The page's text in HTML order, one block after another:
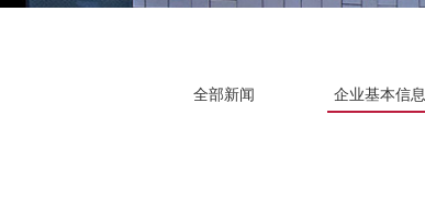
全部新闻 企业基本信息